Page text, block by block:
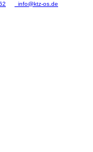
info@ktz-os.de